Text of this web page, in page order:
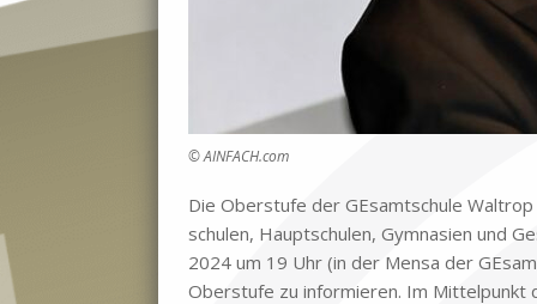
© AINFACH.com
Die Ober­stu­fe der GE­samt­schu­le
schu­len, Haupt­schu­len, Gym­na­si­en und
2024 um 19 Uhr (in der Men­sa der
Ober­stu­fe zu in­for­mie­ren. Im Mit­tel­punkt